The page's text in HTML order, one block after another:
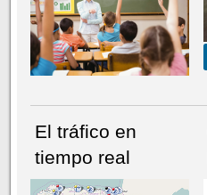
El tráfico en
tiempo real